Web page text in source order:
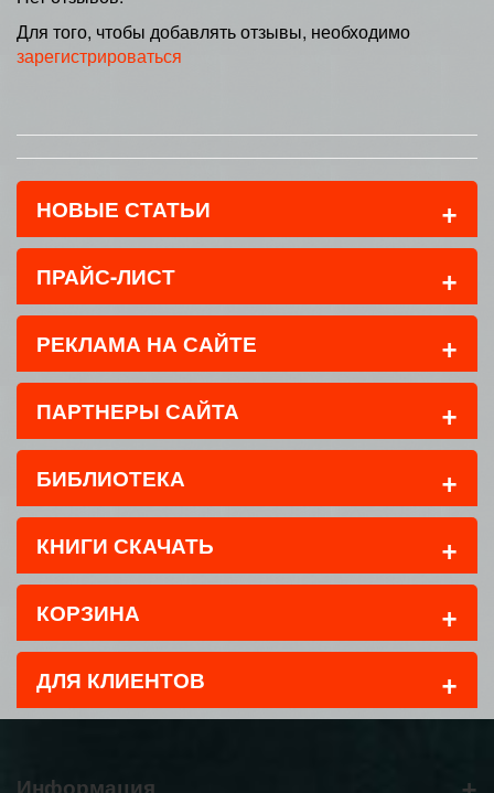
Для того, чтобы добавлять отзывы, необходимо
зарегистрироваться
НОВЫЕ СТАТЬИ +
ПРАЙС-ЛИСТ +
РЕКЛАМА НА САЙТЕ +
ПАРТНЕРЫ САЙТА +
БИБЛИОТЕКА +
КНИГИ СКАЧАТЬ +
КОРЗИНА +
ДЛЯ КЛИЕНТОВ +
Информация